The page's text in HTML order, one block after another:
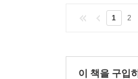
1 2
이 책을 구입